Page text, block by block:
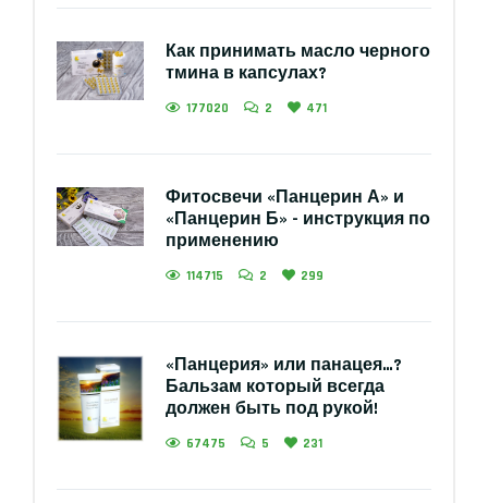
Как принимать масло черного
тмина в капсулах?
177020 2 471
Фитосвечи «Панцерин А» и
«Панцерин Б» - инструкция по
применению
114715 2 299
«Панцерия» или панацея…?
Бальзам который всегда
должен быть под рукой!
67475 5 231